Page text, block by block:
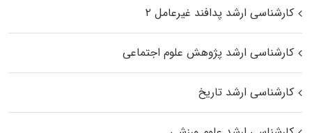
کارشناسی ارشد پدافند غیرعامل ۲
کارشناسی ارشد پژوهش علوم اجتماعی
کارشناسی ارشد تاریخ